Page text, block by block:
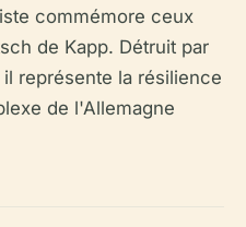
commémore ceux
de Kapp. Détruit par
représente la résilience
de l'Allemagne